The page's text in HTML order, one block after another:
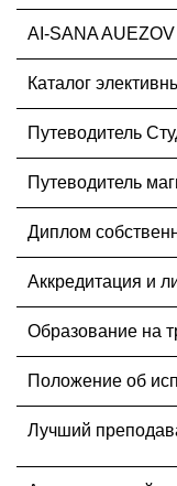
AI-SANA
Каталог
Путеводитель
Путеводитель
Диплом
Аккредитация и
Образование на
Положение об
Лучший